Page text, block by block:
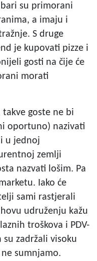
su primorani
a imaju i
S druge
je kupovati pizze i
gosti na čije će
morati
goste ne bi
oportuno) nazivati
u jednoj
zemlji
nazvati lošim. Pa
Iako će
sami rastjerali
udruženju kažu
troškova i PDV-
zadržali visoku
sumnjamo.